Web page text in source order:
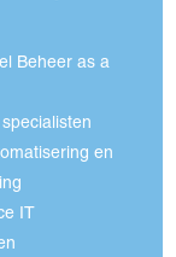
Beheer as a
en
IT